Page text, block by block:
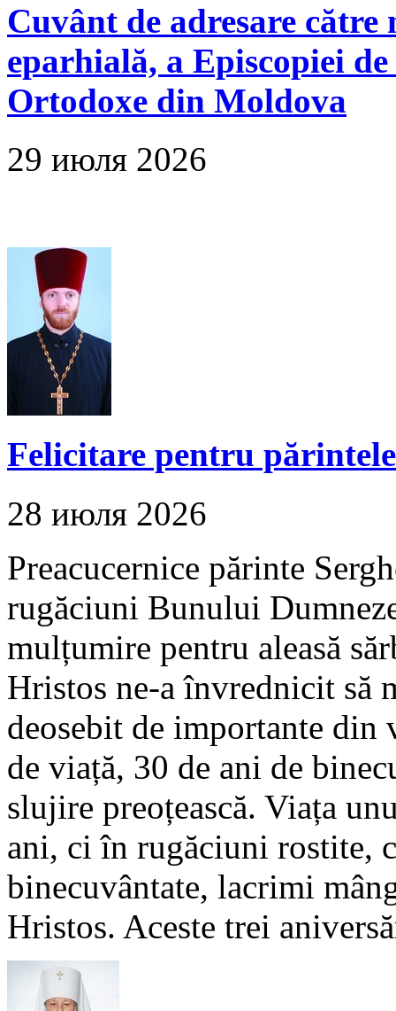
Cuvânt de adresare
eparhială, a Episcopiei
Ortodoxe din Moldova
29 июля 2026
Felicitare pentru
28 июля 2026
Preacucernice părinte
rugăciuni Bunului
mulțumire pentru aleasă
Hristos ne-a învrednicit să
deosebit de importante din
de viață, 30 de ani de
slujire preoțească. Viața
ani, ci în rugăciuni rostite,
binecuvântate, lacrimi
Hristos. Aceste trei